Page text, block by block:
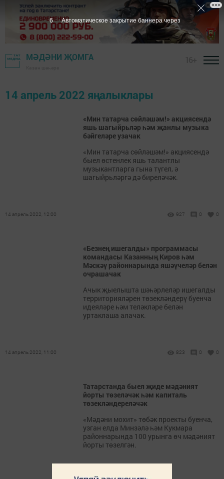
МӘДӘНИ ҖОМГА
14 апрель 2022 яңалыклары
«Мин татарча сөйләшәм!» акциясендә
яшь шагыйрьләр һәм җанлы музыка
бәйгеләре узачак
«Мин татарча сөйләшәм!» акциясендә
быел өстенлек яшь талантлы
музыкантларга гына түгел, ә
шагыйрьләргә дә биреләчәк.
14 апрель 2022, 12:00 927 0 0
«Безнең ишегалды» программасы
командасы Казанның Киров һәм
Мәскәү районнарында яшәүчеләр белән
очрашачак
Ачык җыелышта шәһәрлеләр ишегалды
территорияләрен төзекләндерү буенча
идеяләре һәм теләкләре белән
уртаклаша алачак.
14 апрель 2022, 11:00 823 0 0
Татарстанда быел җиде мәдәният
йорты төзеләчәк һәм капиталь
төзекләндереләчәк
«Мәдәни мохит» төбәк проекты буенча,
узган елда Минзәлә һәм Кукмара
районнарында 100 урынга өч мәдәният
йорты төзелгән.
6 Автоматическое закрытие баннера через